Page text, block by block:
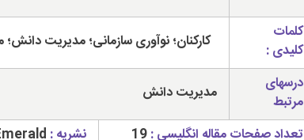
کلمات
کلیدی :
کارکنان؛ نوآوری سازمانی؛ مدیریت
درسهای
مرتبط
مدیریت دانش
تعداد صفحات مقاله انگلیسی :19 نشریه :